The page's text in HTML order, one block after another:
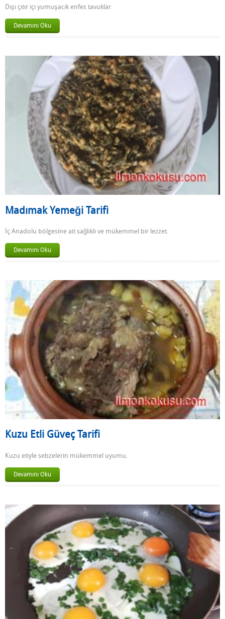
Dışı çıtır içi yumuşacık enfes tavuklar.
Devamını Oku
Madımak Yemeği Tarifi
İç Anadolu bölgesine ait sağlıklı ve mükemmel bir lezzet.
Devamını Oku
Kuzu Etli Güveç Tarifi
Kuzu etiyle sebzelerin mükemmel uyumu.
Devamını Oku